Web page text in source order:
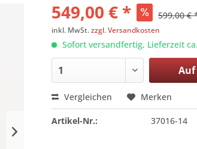
549,00 € * 599,00 €
inkl. MwSt.zzgl. Versandkosten
Sofort versandfertig, Lieferzeit
Auf
Vergleichen Merken
Artikel-Nr.: 37016-14